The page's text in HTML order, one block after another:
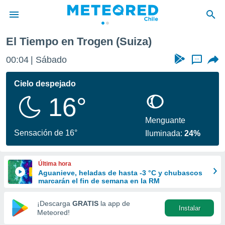
de
por
se
calidad.
a este
las
y
forma
digital
basada
El Tiempo en Trogen (Suiza)
00:04 Sábado ...
Cielo despejado
16°
Sensación de 16°
Menguante
Iluminada:24%
Última hora
Aguanieve, heladas de hasta -3 °C y chubascos
marcarán el fin de semana en la RM
¡Descarga GRATIS la app de
Meteored!
Instalar